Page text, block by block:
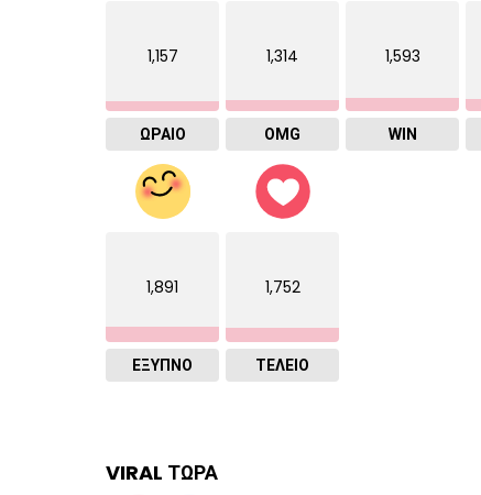
1,157
ΩΡΑΙΟ
1,314
OMG
1,593
WIN
1,891
ΈΞΥΠΝΟ
1,752
ΤΕΛΕΙΟ
VIRAL ΤΩΡΑ